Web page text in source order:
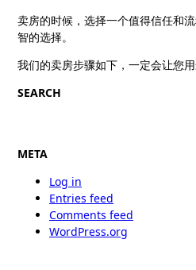
卖房的时候，选择一个值得信任和
智的选择。
我们的卖房步骤如下，一定会让您
SEARCH
META
Log in
Entries feed
Comments feed
WordPress.org